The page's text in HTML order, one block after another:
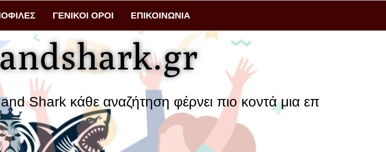
ΓΕΝΙΚΟΙ ΟΡΟΙ ΕΠΙΚΟΙΝΩΝΙΑ
κάθε αναζήτηση φέρνει πιο κοντά μια επιχείρηση με τους